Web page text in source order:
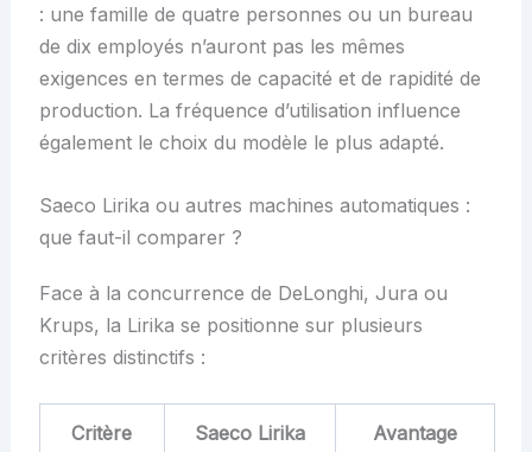
: une famille de quatre personnes ou un bureau
de dix employés n’auront pas les mêmes
exigences en termes de capacité et de rapidité de
production. La fréquence d’utilisation influence
également le choix du modèle le plus adapté.
Saeco Lirika ou autres machines automatiques :
que faut-il comparer ?
Face à la concurrence de DeLonghi, Jura ou
Krups, la Lirika se positionne sur plusieurs
critères distinctifs :
Critère Saeco Lirika Avantage